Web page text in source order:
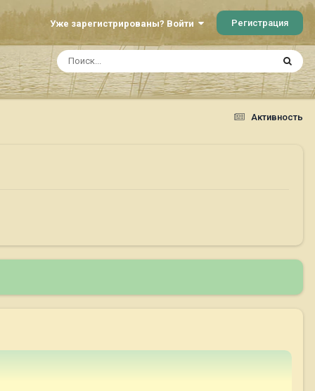
Уже зарегистрированы? Войти Регистрация
Активность